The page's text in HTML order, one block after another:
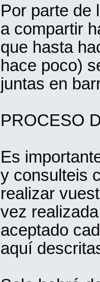
Por parte de
a compartir
que hasta
hace poco)
juntas en
PROCESO
Es
y consulteis
realizar
vez
aceptado
aquí